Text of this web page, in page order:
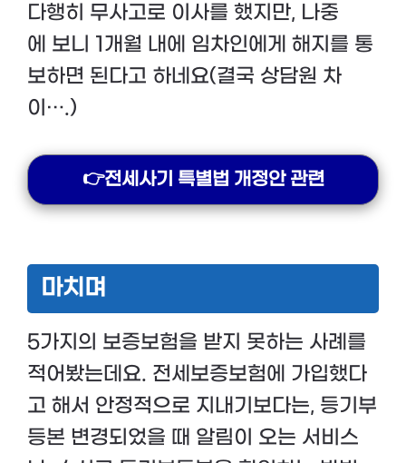
다행히 무사고로 이사를 했지만, 나중
에 보니 1개월 내에 임차인에게 해지를 통
보하면 된다고 하네요(결국 상담원 차
이….)
👉전세사기 특별법 개정안 관련
마치며
5가지의 보증보험을 받지 못하는 사례를
적어봤는데요. 전세보증보험에 가입했다
고 해서 안정적으로 지내기보다는, 등기부
등본 변경되었을 때 알림이 오는 서비스